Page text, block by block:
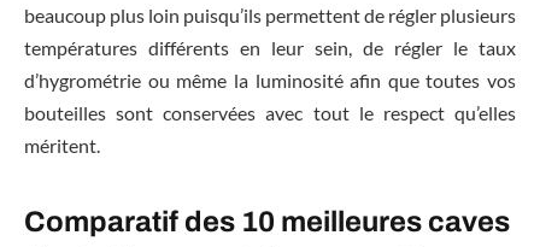
beaucoup plus loin puisqu’ils permettent de régler plusieurs
températures différents en leur sein, de régler le taux
d’hygrométrie ou même la luminosité afin que toutes vos
bouteilles sont conservées avec tout le respect qu’elles
méritent.
Comparatif des 10 meilleures caves